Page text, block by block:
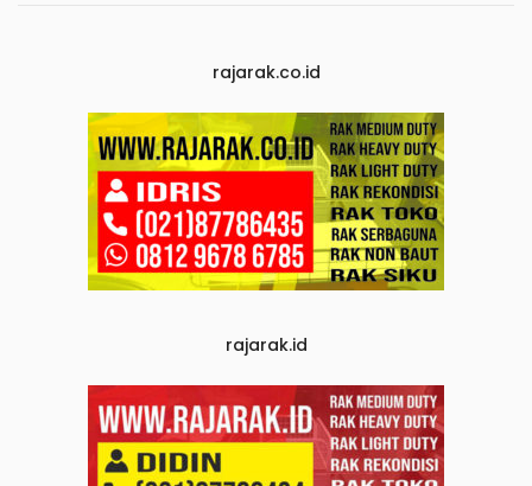
rajarak.co.id
rajarak.id